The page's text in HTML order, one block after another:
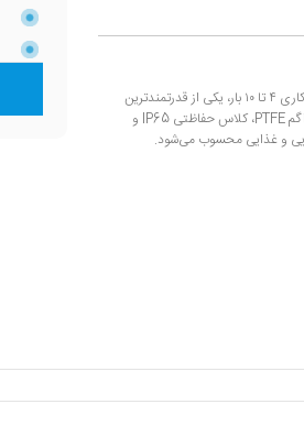
دوزینگ پمپ گراندفوس DME با حداکثر دبی ۹۴۰ لیتر بر ساعت و فشار کاری ۴ تا ۱۰ بار، یکی از قدرتمندترین
پمپ‌های تزریق دیجیتال است. این مدل با بدنه مقاوم PVDF/PP، دیافراگم PTFE، کلاس حفاظتی IP65 و